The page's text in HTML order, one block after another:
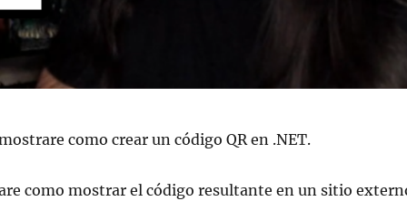
como crear un código QR en .NET.
como mostrar el código resultante en un sitio